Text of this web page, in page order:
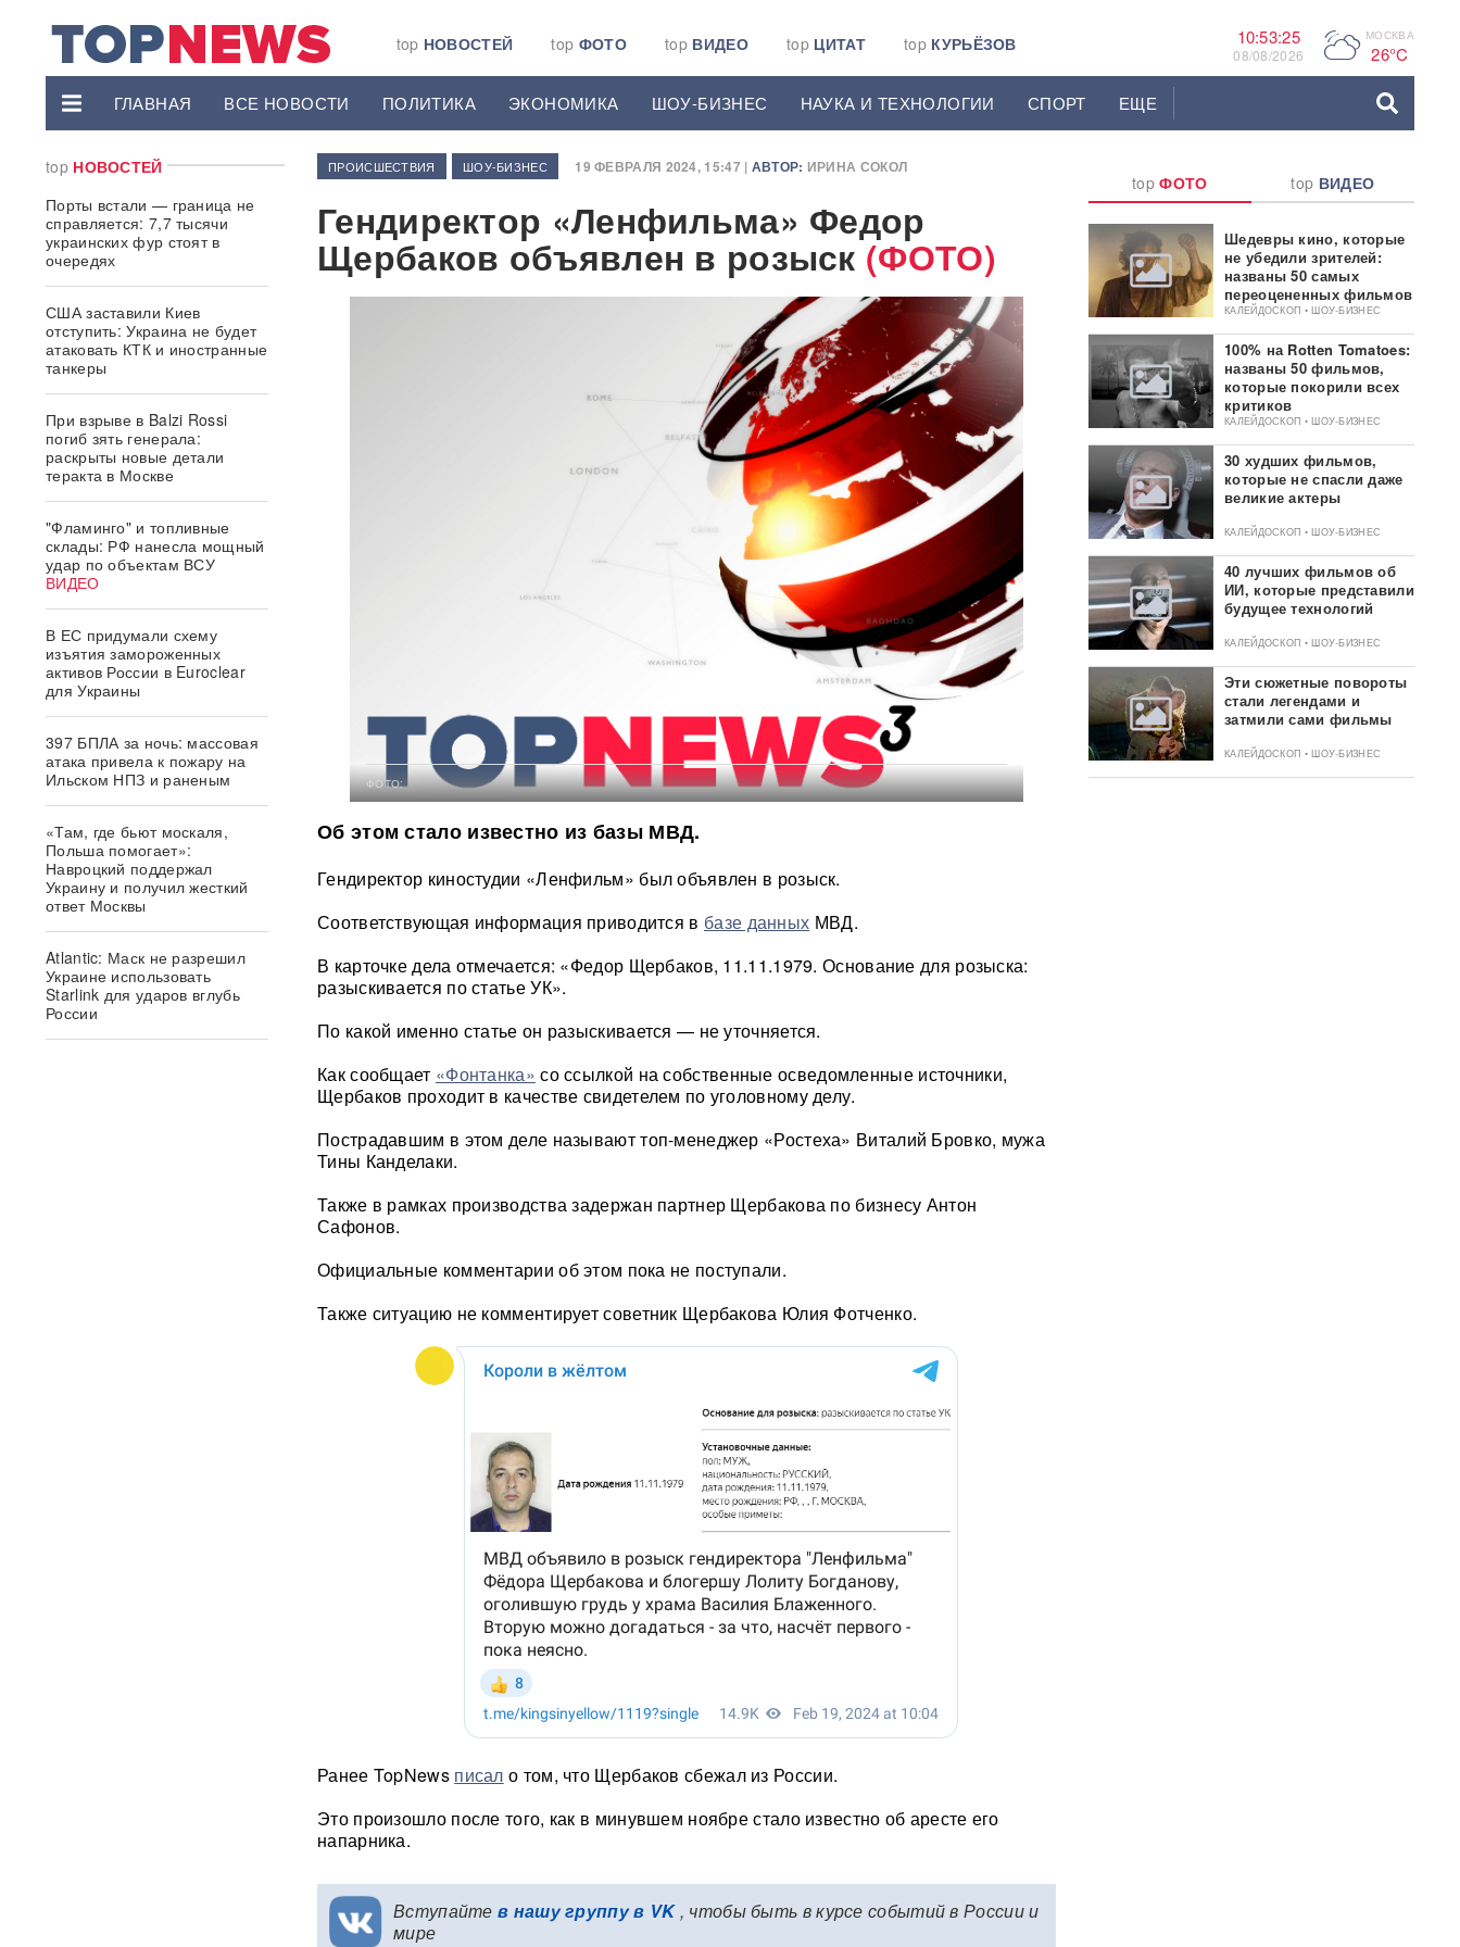
top НОВОСТЕЙ top ФОТО top ВИДЕО top ЦИТАТ top КУРЬЁЗОВ 10:53:26
08/08/2026 P МОСКВА
26°C
ГЛАВНАЯ ВСЕ НОВОСТИ ПОЛИТИКА ЭКОНОМИКА ШОУ-БИЗНЕС НАУКА И ТЕХНОЛОГИИ СПОРТ ЕЩЕ
top НОВОСТЕЙ
Порты встали — граница не
справляется: 7,7 тысячи
украинских фур стоят в
очередях
США заставили Киев
отступить: Украина не будет
атаковать КТК и иностранные
танкеры
При взрыве в Balzi Rossi
погиб зять генерала:
раскрыты новые детали
теракта в Москве
"Фламинго" и топливные
склады: РФ нанесла мощный
удар по объектам ВСУ
ВИДЕО
В ЕС придумали схему
изъятия замороженных
активов России в Euroclear
для Украины
397 БПЛА за ночь: массовая
атака привела к пожару на
Ильском НПЗ и раненым
«Там, где бьют москаля,
Польша помогает»:
Навроцкий поддержал
Украину и получил жесткий
ответ Москвы
Atlantic: Маск не разрешил
Украине использовать
Starlink для ударов вглубь
России
ПРОИСШЕСТВИЯ ШОУ-БИЗНЕС 19 ФЕВРАЛЯ 2024, 15:47 | АВТОР: ИРИНА СОКОЛ
Гендиректор «Ленфильма» Федор
Щербаков объявлен в розыск(ФОТО)
ФОТО:
Об этом стало известно из базы МВД.
Гендиректор киностудии «Ленфильм» был объявлен в розыск.
Соответствующая информация приводится в базе данных МВД.
В карточке дела отмечается: «Федор Щербаков, 11.11.1979. Основание для розыска:
разыскивается по статье УК».
По какой именно статье он разыскивается — не уточняется.
Как сообщает «Фонтанка» со ссылкой на собственные осведомленные источники,
Щербаков проходит в качестве свидетелем по уголовному делу.
Пострадавшим в этом деле называют топ-менеджер «Ростеха» Виталий Бровко, мужа
Тины Канделаки.
Также в рамках производства задержан партнер Щербакова по бизнесу Антон
Сафонов.
Официальные комментарии об этом пока не поступали.
Также ситуацию не комментирует советник Щербакова Юлия Фотченко.
Ранее TopNews писал о том, что Щербаков сбежал из России.
Это произошло после того, как в минувшем ноябре стало известно об аресте его
напарника.
Вступайте в нашу группу в VK, чтобы быть в курсе событий в России и
мире
topФОТО top ВИДЕО
Шедевры кино, которые
не убедили зрителей:
названы 50 самых
переоцененных фильмов
КАЛЕЙДОСКОП • ШОУ-БИЗНЕС
100% на Rotten Tomatoes:
названы 50 фильмов,
которые покорили всех
критиков
КАЛЕЙДОСКОП • ШОУ-БИЗНЕС
30 худших фильмов,
которые не спасли даже
великие актеры
КАЛЕЙДОСКОП • ШОУ-БИЗНЕС
40 лучших фильмов об
ИИ, которые представили
будущее технологий
КАЛЕЙДОСКОП • ШОУ-БИЗНЕС
Эти сюжетные повороты
стали легендами и
затмили сами фильмы
КАЛЕЙДОСКОП • ШОУ-БИЗНЕС